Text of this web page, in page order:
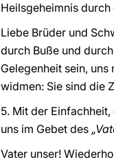
Heilsgeheimnis
Liebe Brüder und
durch Buße und
Gelegenheit sein,
widmen: Sie sind die
5. Mit der
uns im Gebet des
Vater unser!